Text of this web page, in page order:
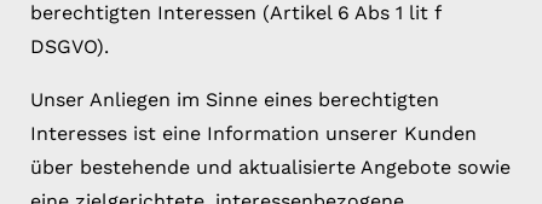
berechtigten Interessen (Artikel 6 Abs 1 lit f
DSGVO).
Unser Anliegen im Sinne eines berechtigten
Interesses ist eine Information unserer Kunden
über bestehende und aktualisierte Angebote sowie